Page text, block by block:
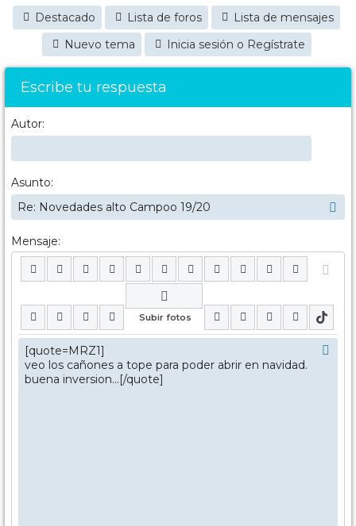
Destacado Lista de foros
Lista de mensajes
Nuevo tema
Inicia sesión o Regístrate
Escribe tu respuesta
Autor:
Asunto:
Mensaje: